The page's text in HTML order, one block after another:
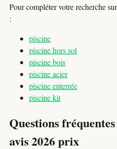
Pour compléter votre recherche
:
piscine
piscine hors sol
piscine bois
piscine acier
piscine enterrée
piscine kit
Questions
avis 2026 prix